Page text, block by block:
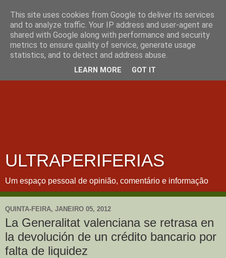
ULTRAPERIFERIAS
Um espaço pessoal de opinião, comentário e informação
QUINTA-FEIRA, JANEIRO 05, 2012
La Generalitat valenciana se retrasa en
la devolución de un crédito bancario por
falta de liquidez
This site uses cookies from Google to deliver its services
and to analyze traffic. Your IP address and user-agent are
shared with Google along with performance and security
metrics to ensure quality of service, generate usage
statistics, and to detect and address abuse.
LEARN MORE GOT IT